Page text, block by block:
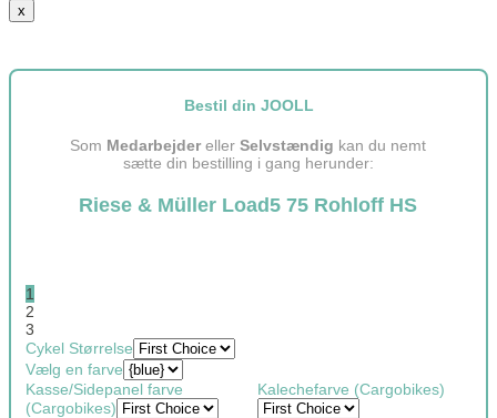
x
Bestil din JOOLL
Som Medarbejder ellerSelvstændig kan du nemt
sætte din bestilling i gang herunder:
Riese & Müller Load5 75 Rohloff HS
1
2
3
Telefonnummer
Layout
oakley_glasses_sutrolite_emailtext
Cykel Størrelse
Vælg en farve
Kasse/Sidepanel farve
(Cargobikes)
Kalechefarve (Cargobikes)